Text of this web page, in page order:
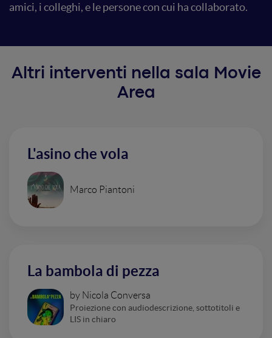
amici, i colleghi, e le persone con cui ha collaborato.
Altri interventi nella sala Movie
Area
L'asino che vola
Marco Piantoni
La bambola di pezza
by Nicola Conversa
Proiezione con audiodescrizione, sottotitoli e
LIS in chiaro